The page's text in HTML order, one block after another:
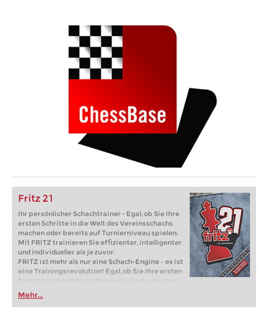
Fritz 21
Ihr persönlicher Schachtrainer - Egal, ob Sie Ihre
ersten Schritte in die Welt des Vereinsschachs
machen oder bereits auf Turnierniveau spielen:
Mit FRITZ trainieren Sie effizienter, intelligenter
und individueller als je zuvor.
FRITZ ist mehr als nur eine Schach-Engine – es ist
eine Trainingsrevolution! Egal, ob Sie Ihre ersten
Schritte in die Welt des Vereinsschachs machen
oder bereits auf Turnierniveau spielen: Mit
FRITZ trainieren Sie effizienter, intelligenter und
individueller als je zuvor.
Mehr...